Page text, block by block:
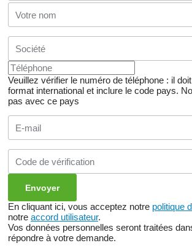
Veuillez vérifier le numéro de téléphone : il
format international et inclure le code pays.
pas avec ce pays
En cliquant ici, vous acceptez notre politique
notre accord utilisateur.
Vos données personnelles seront traitées
répondre à votre demande.